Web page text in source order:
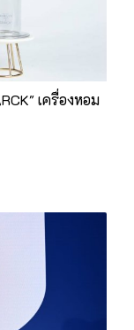
เครื่องหอม